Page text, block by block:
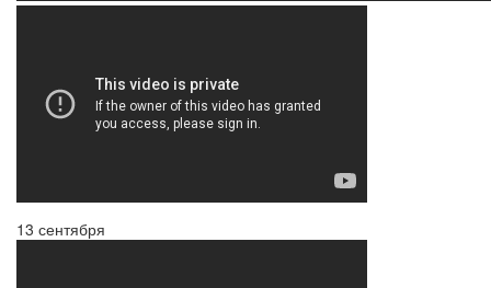
13 сентября